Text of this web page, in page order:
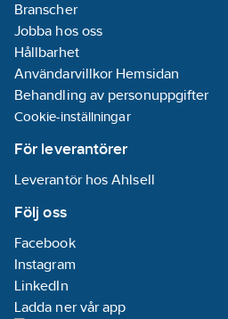
Branscher
Jobba hos oss
Hållbarhet
Användarvillkor Hemsidan
Behandling av personuppgifter
Cookie-inställningar
För leverantörer
Leverantör hos Ahlsell
Följ oss
Facebook
Instagram
LinkedIn
Ladda ner vår app